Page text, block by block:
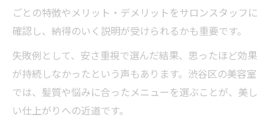
ごとの特徴やメリット・デメリットをサロンスタッフに
確認し、納得のいく説明が受けられるかも重要です。
失敗例として、安さ重視で選んだ結果、思ったほど効果
が持続しなかったという声もあります。渋谷区の美容室
では、髪質や悩みに合ったメニューを選ぶことが、美し
い仕上がりへの近道です。